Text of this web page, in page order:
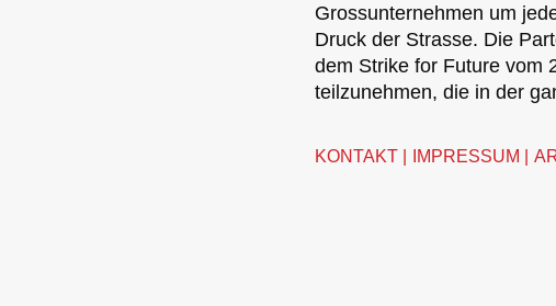
Grossunternehmen um
Druck der Strasse. Die
dem Strike for Future vom
teilzunehmen, die in der
KONTAKT IMPRESSUM